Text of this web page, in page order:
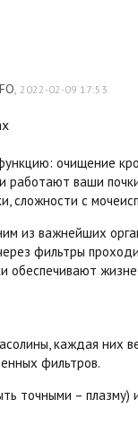
, 2022-02-09 17:53
очищение
работают ваши
сложности с
из важнейших
фильтры
обеспечивают
каждая них
фильтров.
точными –